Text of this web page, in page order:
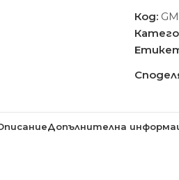
Код:
Допълнителна